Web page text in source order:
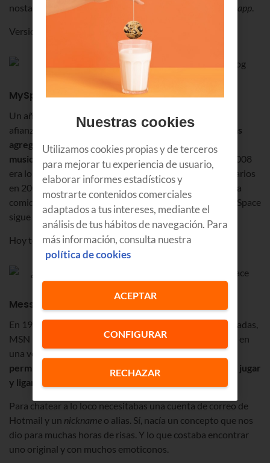
nostalgia hizo volver a Fotolog en 2018 pero en versión app.
Versión Instagram.
MySpace
Un año después de Fotolog, el concepto de red social se
afianzaba con el nacimiento de MySpace en 2003.
Podías
agregar a tus amigos y estar al día de las novedades
musicales de tus grupos favoritos
. Durante el 2005 y 2008
era lo más, llegando a tener más de 230 millones de usuarios
en 2008. Y de ahí al precipicio, porque Facebook se había
comido el mercado de lo social. Pero ojo que resiste, MySpace
sigue en funcionamiento.
Hoy tenemos:Spotify, YoutubeoSoundcloud
Messenger
En 1999 cuando las comunicaciones eran más bien limitadas,
MSN Messenger de Microsoft se convirtió para muchos en
una ventana al mundo.La mensajería instantánea te
permitía hablar con los amigos, intercambiar archivos, jugar
y ligar
. ¡Cuántas parejas se conocieron por Messenger!
Para chatear a lo loco necesitabas una cuenta de correo de
Hotmail y un nickname o alias. Sí, nacía un concepto que nos
dio para muchas horas de risas. Y lo que costaba encontrar
uno original y con muchos emoticonos.
Nuestras cookies
Utilizamos cookies propias y de terceros
para mejorar tu experiencia de usuario,
elaborar informes estadísticos y
mostrarte contenidos comerciales
adaptados a tus intereses, mediante el
análisis de tus hábitos de navegación. Para
más información, consulta nuestra
política de cookies
CONFIGURAR
RECHAZAR
ACEPTAR